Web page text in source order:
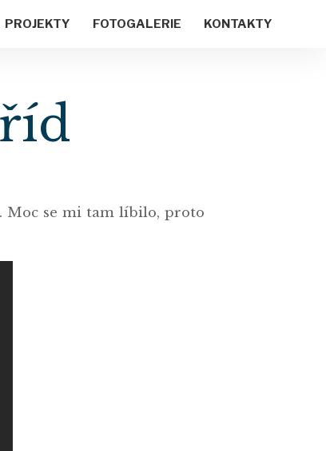
PROJEKTY FOTOGALERIE KONTAKTY
Moc se mi tam líbilo, proto